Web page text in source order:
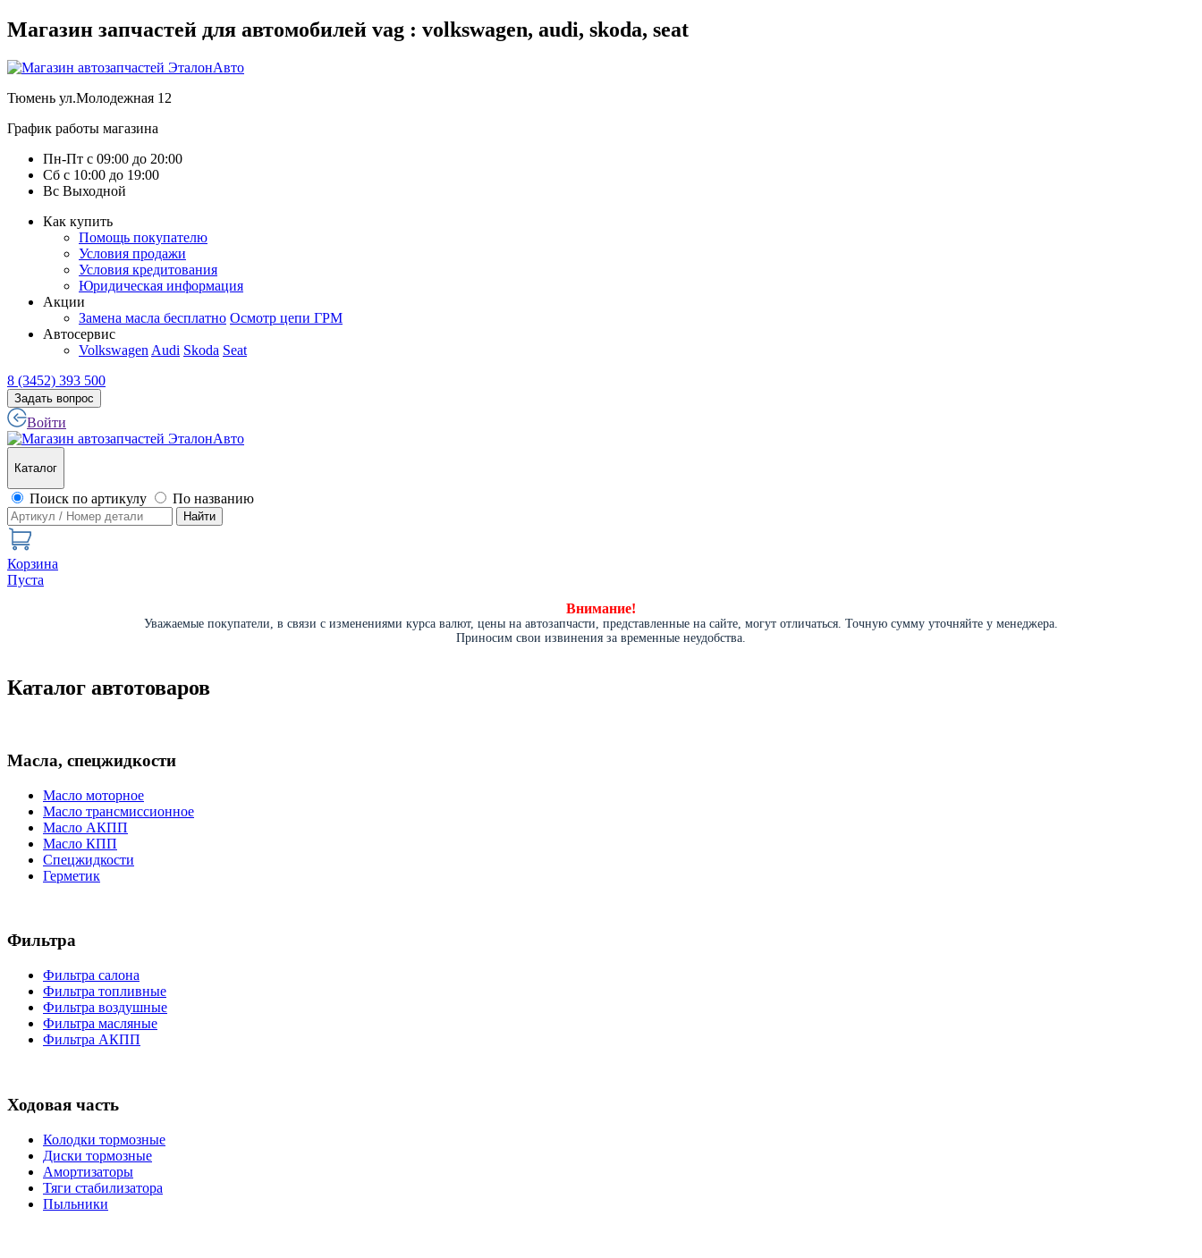
Магазин запчастей для автомобилей vag : volkswagen, audi, skoda, seat
Тюмень ул.Молодежная 12
График работы магазина
Пн-Пт с 09:00 до 20:00
Сб с 10:00 до 19:00
Вс Выходной
Как купить
Помощь покупателю
Условия продажи
Условия кредитования
Юридическая информация
Акции
Замена масла бесплатно Осмотр цепи ГРМ
Автосервис
Volkswagen Audi Skoda Seat
8 (3452) 393 500
Задать вопрос
Войти
Каталог
Поиск по артикулу По названию
Найти
Корзина
Пуста
Внимание!
Уважаемые покупатели, в связи с изменениями курса валют, цены на автозапчасти, представленные на сайте, могут отличаться. Точную сумму уточняйте у менеджера.
Приносим свои извинения за временные неудобства.
Каталог автотоваров
Масла, спецжидкости
Масло моторное
Масло трансмиссионное
Масло АКПП
Масло КПП
Спецжидкости
Герметик
Фильтра
Фильтра салона
Фильтра топливные
Фильтра воздушные
Фильтра масляные
Фильтра АКПП
Ходовая часть
Колодки тормозные
Диски тормозные
Амортизаторы
Тяги стабилизатора
Пыльники